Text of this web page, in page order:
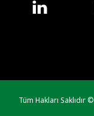
Tüm Hakları Saklıdır ©